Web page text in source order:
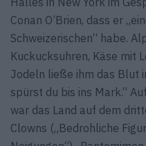
Conan O’Brien, dass er
Schweizerischen“ habe.
Kuckucksuhren, Käse mit
Jodeln ließe ihm das Blut
spürst du bis ins Mark.“
war das Land auf dem
Clowns („Bedrohliche